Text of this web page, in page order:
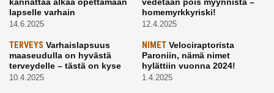
lapselle varhain
14.6.2025
homemyrkkyriski!
12.4.2025
TERVEYS Varhaislapsuus
maaseudulla on hyvästä
terveydelle – tästä on kyse
10.4.2025
NIMETVelociraptorista
Paroniin, nämä nimet
hylättiin vuonna 2024!
1.4.2025